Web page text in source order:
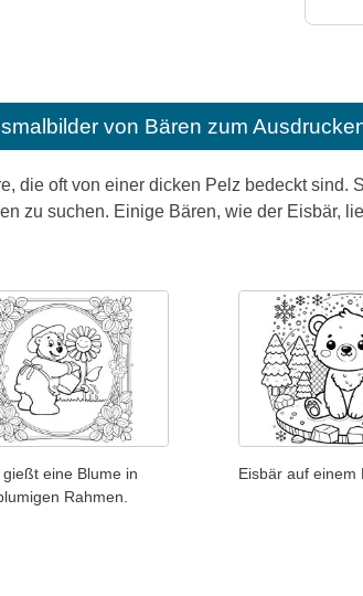
von Bären zum
die oft von einer dicken Pelz bedeckt sind.
zu suchen. Einige Bären, wie der Eisbär,
gießt eine Blume in
Rahmen.
Eisbär auf einem